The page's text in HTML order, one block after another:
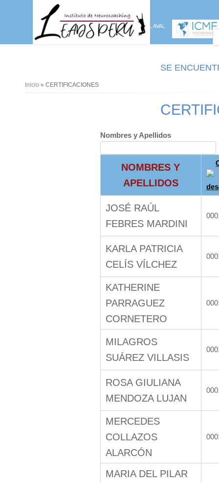
CON EL AVAL
SE
Inicio » CERTIFICACIONES
Nombres y Apellidos
NOMBRES Y
APELLIDOS
JOSÉ RAÚL
FEBRES MARDINI
KARLA PATRICIA
CELÍS VÍLCHEZ
KATHERINE
PARRAGUEZ
CORNETERO
MILAGROS
SUÁREZ VILLASIS
ROSA GIULIANA
MENDOZA LUJAN
MERCEDES
COLLAZOS
ALARCÓN
MARIA DEL PILAR